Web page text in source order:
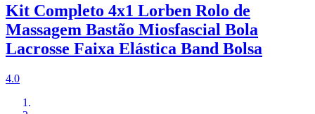
Kit Completo 4x1 Lorben Rolo de
Massagem Bastão Miosfascial Bola
Lacrosse Faixa Elástica Band Bolsa
4.0